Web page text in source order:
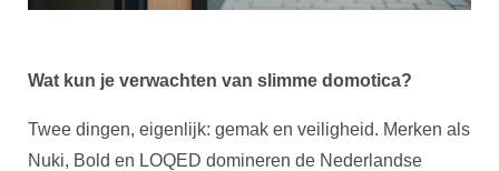
Wat kun je verwachten van slimme domotica?
Twee dingen, eigenlijk: gemak en veiligheid. Merken als
Nuki, Bold en LOQED domineren de Nederlandse